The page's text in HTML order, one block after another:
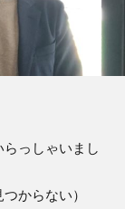
っしゃいまし
からない）